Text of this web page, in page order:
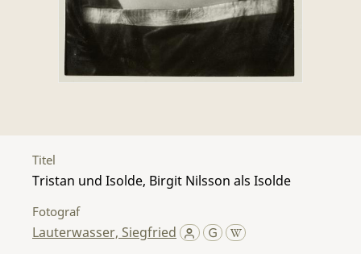
Titel
Tristan und Isolde, Birgit Nilsson als Isolde
Fotograf
Lauterwasser, Siegfried